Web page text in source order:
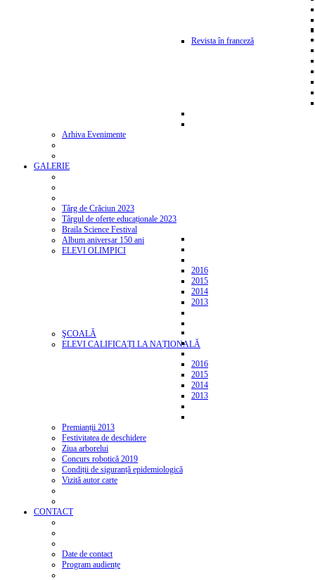
Revista în franceză
Arhiva Evenimente
GALERIE
Târg de Crăciun 2023
Târgul de oferte educaționale 2023
Braila Science Festival
Album aniversar 150 ani
ELEVI OLIMPICI
2016
2015
2014
2013
ŞCOALĂ
ELEVI CALIFICAȚI LA NAȚIONALĂ
2016
2015
2014
2013
Premianții 2013
Festivitatea de deschidere
Ziua arborelui
Concurs robotică 2019
Condiții de siguranță epidemiologică
Vizită autor carte
CONTACT
Date de contact
Program audiențe